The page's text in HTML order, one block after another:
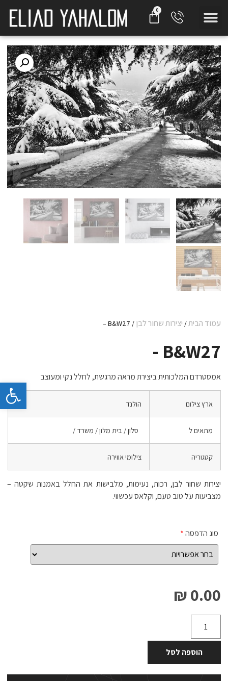
עמוד הבית/ יצירות שחור לבן / B&W27 –
B&W27 -
אמסטרדם המלכותית ביצירת מראה מרגשת, לחלל נקי ומעוצב
ארץ צילום הולנד
מתאים ל סלון / בית מלון / משרד /
קטגוריה צילומי אווירה
יצירות שחור לבן, רכות, נעימות, מלבישות את החלל באמנות שקטה –
מצביעות על טוב טעם, וקלאס עכשווי.
סוג הדפסה*
0.00 ₪
הוספה לסל